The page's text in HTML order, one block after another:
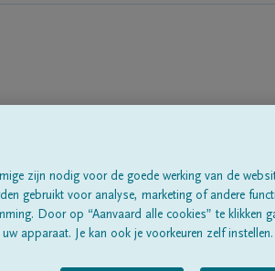
Lanaken op 18/04/1934
GENK op 24/12/2018
zijn nodig voor de goede werking van de
gebruikt voor analyse, marketing of andere
Door op “Aanvaard alle cookies” te klikken
apparaat. Je kan ook je voorkeuren zelf instellen.